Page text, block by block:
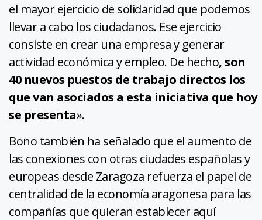
el mayor ejercicio de solidaridad que podemos
llevar a cabo los ciudadanos. Ese ejercicio
consiste en crear una empresa y generar
actividad económica y empleo. De hecho, son
40 nuevos puestos de trabajo directos los
que van asociados a esta iniciativa que hoy
se presenta».
Bono también ha señalado que el aumento de
las conexiones con otras ciudades españolas y
europeas desde Zaragoza refuerza el papel de
centralidad de la economía aragonesa para las
compañías que quieran establecer aquí